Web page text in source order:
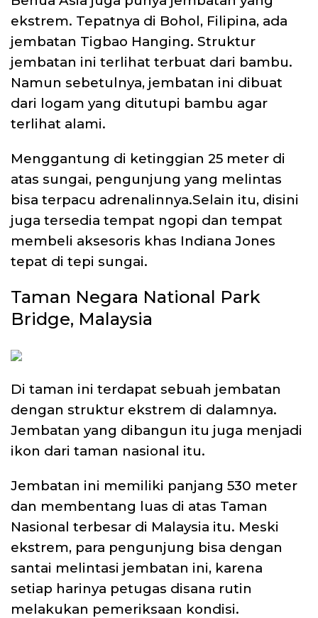
ekstrem. Tepatnya di Bohol, Filipina, ada
jembatan Tigbao Hanging. Struktur
jembatan ini terlihat terbuat dari bambu.
Namun sebetulnya, jembatan ini dibuat
dari logam yang ditutupi bambu agar
terlihat alami.
Menggantung di ketinggian 25 meter di
atas sungai, pengunjung yang melintas
bisa terpacu adrenalinnya.Selain itu, disini
juga tersedia tempat ngopi dan tempat
membeli aksesoris khas Indiana Jones
tepat di tepi sungai.
Taman Negara National Park
Bridge, Malaysia
Di taman ini terdapat sebuah jembatan
dengan struktur ekstrem di dalamnya.
Jembatan yang dibangun itu juga menjadi
ikon dari taman nasional itu.
Jembatan ini memiliki panjang 530 meter
dan membentang luas di atas Taman
Nasional terbesar di Malaysia itu. Meski
ekstrem, para pengunjung bisa dengan
santai melintasi jembatan ini, karena
setiap harinya petugas disana rutin
melakukan pemeriksaan kondisi.